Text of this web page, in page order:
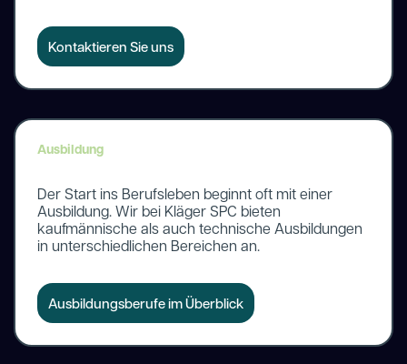
Kontaktieren Sie uns
Ausbildung
Der Start ins Berufsleben beginnt oft mit einer
Ausbildung. Wir bei Kläger SPC bieten
kaufmännische als auch technische Ausbildungen
in unterschiedlichen Bereichen an.
Ausbildungsberufe im Überblick